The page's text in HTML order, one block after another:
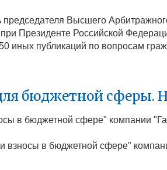
Высшего
при Президенте Российской
иных публикаций по вопросам
бюджетной сферы.
в бюджетной сфере" компании
взносы в бюджетной сфере"